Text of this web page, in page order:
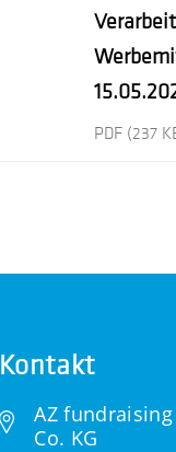
PDF (237
Kontakt
AZ
Co. KG